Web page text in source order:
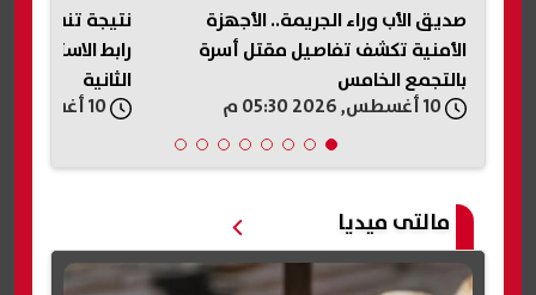
رابط الاستعلام وتفاصيل المرحلة
الثانية
الأولى.. رابط
معرفة الكلية
مالتى ميديا